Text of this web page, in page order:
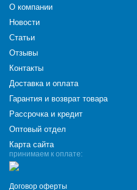
принимаем к оплате:
Договор оферты
О компании
Новости
Статьи
Отзывы
Контакты
Доставка и оплата
Гарантия и возврат товара
Рассрочка и кредит
Оптовый отдел
Карта сайта